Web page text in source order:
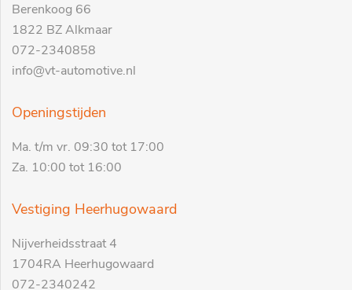
Berenkoog 66
1822 BZ Alkmaar
072-2340858
info@vt-automotive.nl
Openingstijden
Ma. t/m vr. 09:30 tot 17:00
Za. 10:00 tot 16:00
Vestiging Heerhugowaard
Nijverheidsstraat 4
1704RA Heerhugowaard
072-2340242